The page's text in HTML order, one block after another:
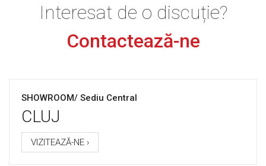
Interesat de o discuție?
Contactează-ne
SHOWROOM/ Sediu Central
CLUJ
VIZITEAZĂ-NE ›